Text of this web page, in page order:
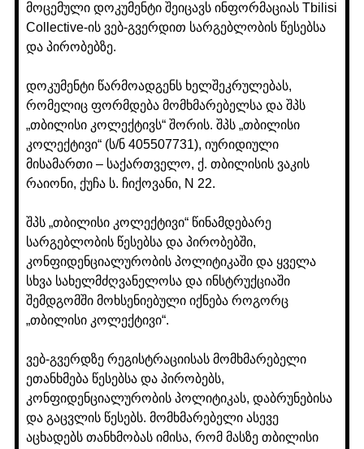
მოცემული დოკუმენტი შეიცავს ინფორმაციას Tbilisi
Collective-ის ვებ-გვერდით სარგებლობის წესებსა
და პირობებზე.
დოკუმენტი წარმოადგენს ხელშეკრულებას,
რომელიც ფორმდება მომხმარებელსა და შპს
„თბილისი კოლექტივს“ შორის. შპს „თბილისი
კოლექტივი“ (ს/ნ 405507731), იურიდიული
მისამართი – საქართველო, ქ. თბილისის ვაკის
რაიონი, ქუჩა ს. ჩიქოვანი, N 22.
შპს „თბილისი კოლექტივი“ წინამდებარე
სარგებლობის წესებსა და პირობებში,
კონფიდენციალურობის პოლიტიკაში და ყველა
სხვა სახელმძღვანელოსა და ინსტრუქციაში
შემდგომში მოხსენიებული იქნება როგორც
„თბილისი კოლექტივი“.
ვებ-გვერდზე რეგისტრაციისას მომხმარებელი
ეთანხმება წესებსა და პირობებს,
კონფიდენციალურობის პოლიტიკას, დაბრუნებისა
და გაცვლის წესებს. მომხმარებელი ასევე
აცხადებს თანხმობას იმისა, რომ მასზე თბილისი